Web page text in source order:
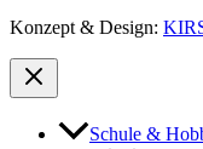
Konzept & Design:
Schule &